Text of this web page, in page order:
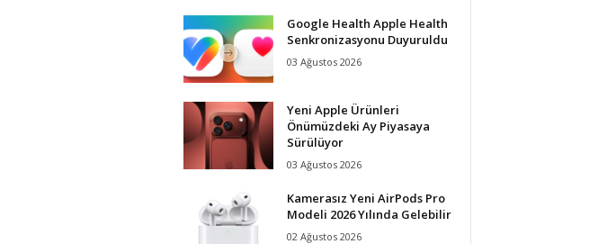
Google Health Apple Health
Senkronizasyonu Duyuruldu
03 Ağustos 2026
Yeni Apple Ürünleri
Önümüzdeki Ay Piyasaya
Sürülüyor
03 Ağustos 2026
Kamerasız Yeni AirPods Pro
Modeli 2026 Yılında Gelebilir
02 Ağustos 2026